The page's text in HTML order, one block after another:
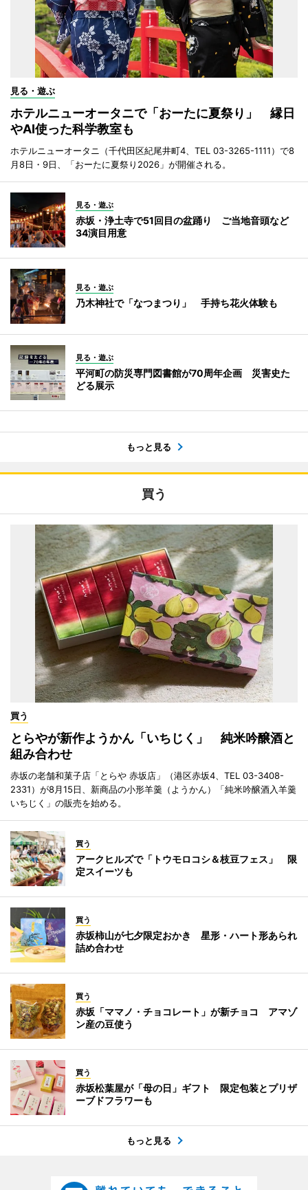
見る・遊ぶ
ホテルニューオータニで「おーたに夏祭り」 縁日
やAI使った科学教室も
ホテルニューオータニ（千代田区紀尾井町4、TEL 03-3265-1111）で8
月8日・9日、「おーたに夏祭り2026」が開催される。
見る・遊ぶ
赤坂・浄土寺で51回目の盆踊り ご当地音頭など
34演目用意
見る・遊ぶ
乃木神社で「なつまつり」 手持ち花火体験も
見る・遊ぶ
平河町の防災専門図書館が70周年企画 災害史た
どる展示
もっと見る
買う
買う
とらやが新作ようかん「いちじく」 純米吟醸酒と
組み合わせ
赤坂の老舗和菓子店「とらや 赤坂店」（港区赤坂4、TEL 03-3408-
2331）が8月15日、新商品の小形羊羹（ようかん）「純米吟醸酒入羊羹
いちじく」の販売を始める。
買う
アークヒルズで「トウモロコシ＆枝豆フェス」 限
定スイーツも
買う
赤坂柿山が七夕限定おかき 星形・ハート形あられ
詰め合わせ
買う
赤坂「ママノ・チョコレート」が新チョコ アマゾ
ン産の豆使う
買う
赤坂松葉屋が「母の日」ギフト 限定包装とプリザ
ーブドフラワーも
もっと見る